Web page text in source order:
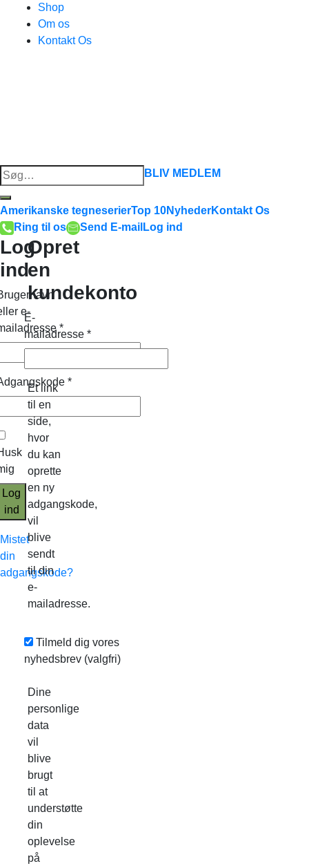
Shop
Om os
Kontakt Os
Søg
efter:
BLIV MEDLEM
Amerikanske tegneserierTop 10NyhederKontakt Os
Ring til os
Send E-mail Log ind
Log
ind
e-
*
*
Log
ind
Mistet
din
adgangskode?
Opret
en
kundekonto
E-
mailadresse *
Et link
til en
side,
hvor
du kan
oprette
en ny
adgangskode,
vil
blive
sendt
til din
e-
mailadresse.
Tilmeld dig vores
nyhedsbrev (valgfri)
Dine
personlige
data
vil
blive
brugt
til at
understøtte
din
oplevelse
på